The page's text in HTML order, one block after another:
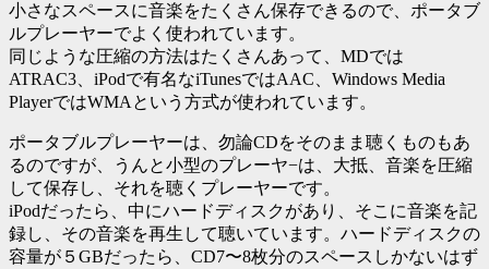
小さなスペースに音楽をたくさん保存できるので、ポータブ
ルプレーヤーでよく使われています。
同じような圧縮の方法はたくさんあって、MDでは
ATRAC3、iPodで有名なiTunesではAAC、Windows Media
PlayerではWMAという方式が使われています。
ポータブルプレーヤーは、勿論CDをそのまま聴くものもあ
るのですが、うんと小型のプレーヤ−は、大抵、音楽を圧縮
して保存し、それを聴くプレーヤーです。
iPodだったら、中にハードディスクがあり、そこに音楽を記
録し、その音楽を再生して聴いています。ハードディスクの
容量が５GBだったら、CD7〜8枚分のスペースしかないはず